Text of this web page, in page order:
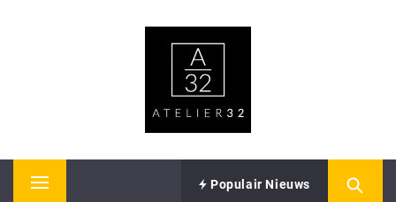
Primary
Populair Nieuws